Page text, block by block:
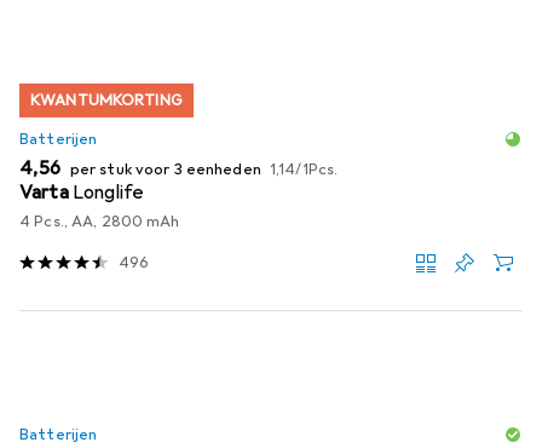
KWANTUMKORTING
Batterijen
EUR
4,56 per stuk voor 3 eenheden EUR
1,14/1Pcs.
Varta Longlife
4 Pcs., AA, 2800 mAh
496
Batterijen